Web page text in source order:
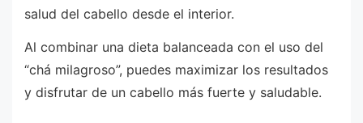
salud del cabello desde el interior.
Al combinar una dieta balanceada con el uso del
“chá milagroso”, puedes maximizar los resultados
y disfrutar de un cabello más fuerte y saludable.